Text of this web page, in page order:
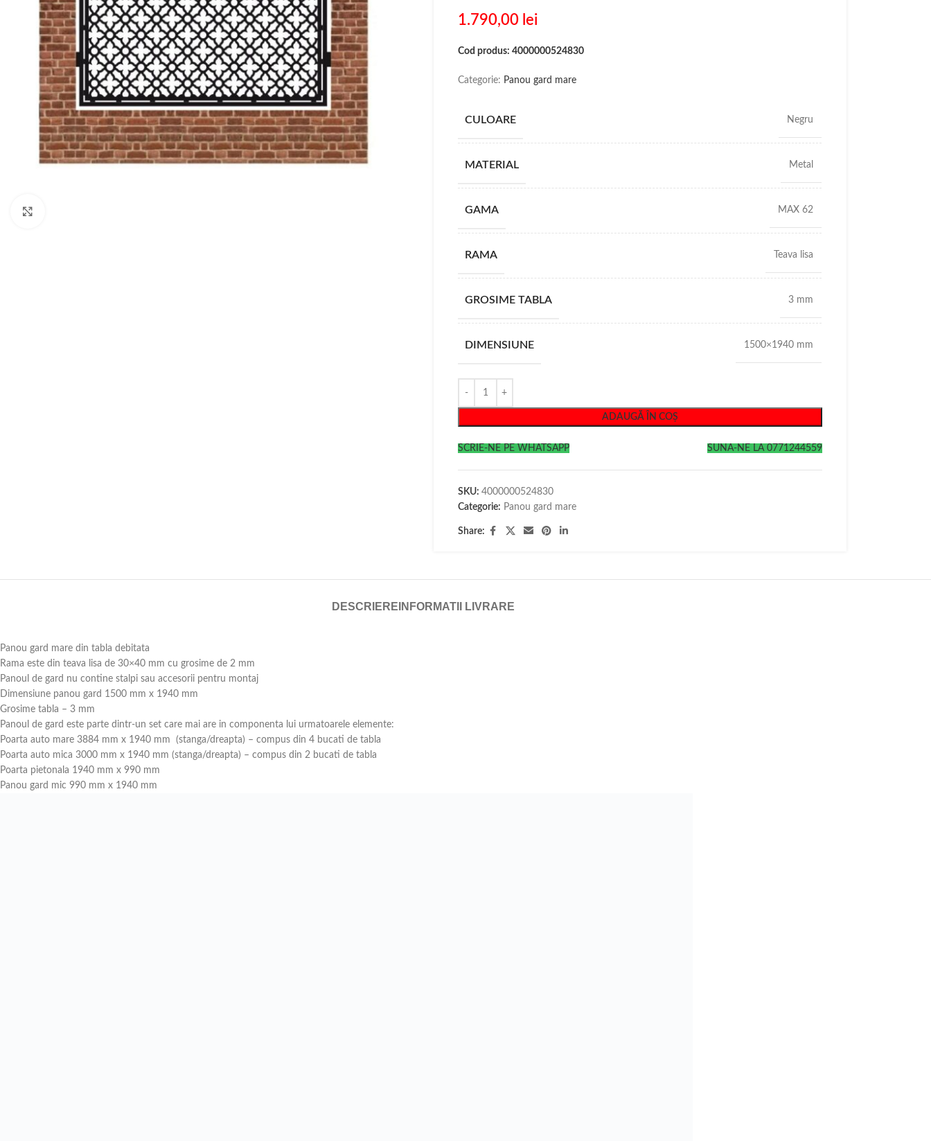
1.790,00 lei
Cod produs: 4000000524830
Categorie: Panou gard mare
CULOARE Negru
MATERIAL Metal
GAMA MAX 62
RAMA Teava lisa
GROSIME TABLA 3 mm
DIMENSIUNE 1500×1940 mm
ADAUGĂ ÎN COȘ
SCRIE-NE PE WHATSAPP SUNA-NE LA 0771244559
SKU: 4000000524830
Categorie: Panou gard mare
Share:
DESCRIERE INFORMATII LIVRARE
Panou gard mare din tabla debitata
Rama este din teava lisa de 30×40 mm cu grosime de 2 mm
Panoul de gard nu contine stalpi sau accesorii pentru montaj
Dimensiune panou gard 1500 mm x 1940 mm
Grosime tabla – 3 mm
Panoul de gard este parte dintr-un set care mai are in componenta lui urmatoarele elemente:
Poarta auto mare 3884 mm x 1940 mm (stanga/dreapta) – compus din 4 bucati de tabla
Poarta auto mica 3000 mm x 1940 mm (stanga/dreapta) – compus din 2 bucati de tabla
Poarta pietonala 1940 mm x 990 mm
Panou gard mic 990 mm x 1940 mm